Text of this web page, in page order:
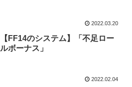
2022.03.20
【FF14のシステム】「不足ロー
ルボーナス」
2022.02.04